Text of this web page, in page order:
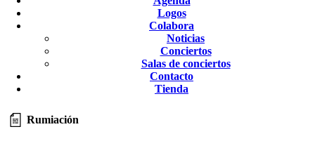
Logos
Colabora
Noticias
Conciertos
Salas de conciertos
Contacto
Tienda
Rumiación